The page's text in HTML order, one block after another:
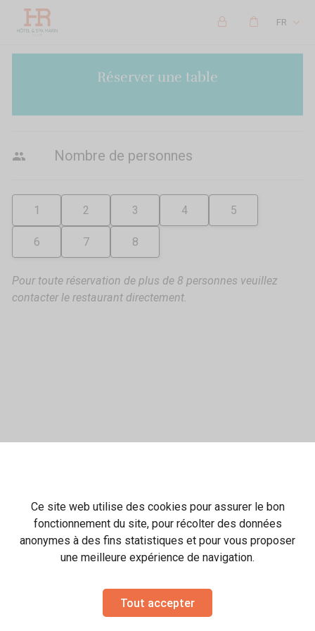
Ce site web utilise des cookies pour assurer le bon
fonctionnement du site, pour récolter des données
anonymes à des fins statistiques et pour vous proposer
une meilleure expérience de navigation.
Tout accepter
FR
Réserver une table
Nombre de personnes
1 2 3 4 5
6 7 8
Pour toute réservation de plus de 8 personnes veuillez
contacter le restaurant directement.
HR Hôtel & Spa Marin*****|
44 AVENUE DE LA PLAGE - 17630 LA FLOTTE